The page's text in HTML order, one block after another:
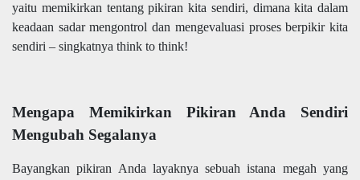
yaitu memikirkan tentang pikiran kita sendiri, dimana kita dalam
keadaan sadar mengontrol dan mengevaluasi proses berpikir kita
sendiri – singkatnya think to think!
Mengapa Memikirkan Pikiran Anda Sendiri
Mengubah Segalanya
Bayangkan pikiran Anda layaknya sebuah istana megah yang